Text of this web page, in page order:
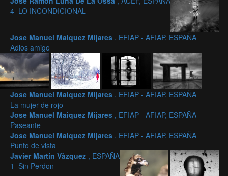
4_LO INCONDICIONAL
Jose Manuel Maiquez Mijares , EFIAP - AFIAP, ESPAÑA
Adios amigo
Jose Manuel Maiquez Mijares , EFIAP - AFIAP, ESPAÑA
La mujer de rojo
Jose Manuel Maiquez Mijares , EFIAP - AFIAP, ESPAÑA
Paseante
Jose Manuel Maiquez Mijares , EFIAP - AFIAP, ESPAÑA
Punto de vista
Javier Martín Vàzquez , ESPAÑA
1_Sin Perdon